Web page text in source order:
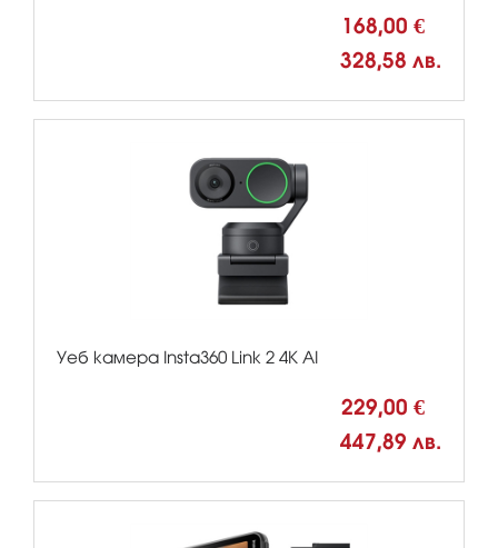
168,00 €
328,58 лв.
Уеб камера Insta360 Link 2 4K AI
229,00 €
447,89 лв.